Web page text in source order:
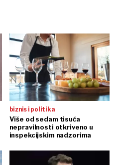
biznis i politika
Više od sedam tisuća
nepravilnosti otkriveno u
inspekcijskim nadzorima